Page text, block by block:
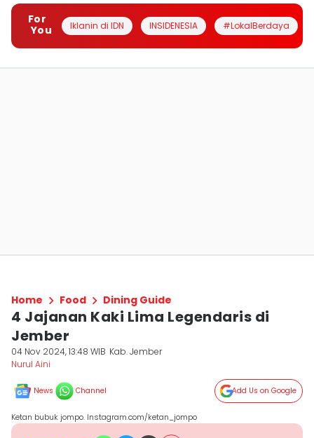
For
You
Iklanin di IDN INSIDENESIA #LokalBerdaya
Home Food Dining Guide
4 Jajanan Kaki Lima Legendaris di
Jember
04 Nov 2024, 13:48 WIB Kab. Jember
Nurul Aini
News Channel Add Us on Google
Ketan bubuk jompo. Instagram.com/ketan_jompo